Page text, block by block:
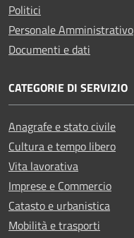
Politici
Personale Amministrativo
Documenti e dati
CATEGORIE DI SERVIZIO
Anagrafe e stato civile
Cultura e tempo libero
Vita lavorativa
Imprese e Commercio
Catasto e urbanistica
Mobilità e trasporti